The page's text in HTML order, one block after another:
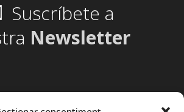
Suscríbete a
Newsletter